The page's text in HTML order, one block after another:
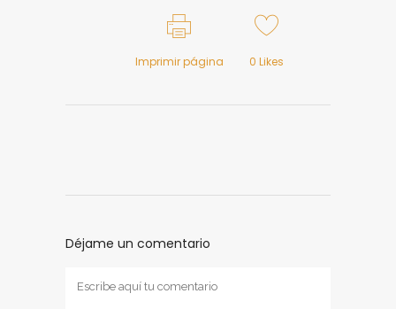
Imprimir página 0 Likes
Déjame un comentario